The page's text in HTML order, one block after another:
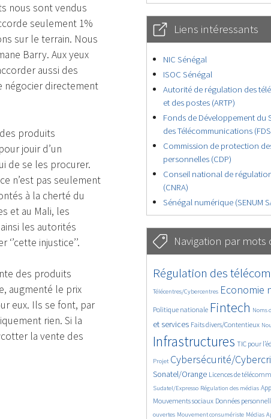
nous sont vendus
seulement 1%
sur le terrain. Nous
Barry. Aux yeux
aussi des
négocier directement
produits
jouir d’un
de se les procurer.
n’est pas seulement
à la cherté du
et au Mali, les
les autorités
injustice’’.
des produits
augmenté le prix
eux. Ils se font, par
rien. Si la
la vente des
Liens intéressants
NIC Sénégal
ISOC Sénégal
Autorité de régulation des
et des postes (ARTP)
Fonds de Développement du
des Télécommunications
Commission de protection
personnelles (CDP)
Conseil national de
(CNRA)
Sénégal numérique (SENUM
Navigation par mots
4583/5750
Régulation des
352/5750
Télécentres/Cybercentres
3631/5750 Economie
1845/5750
Politique nationale
5276/5750 Fintech
628/5750
Noms
2265/5750
et services
1548/5750 Faits divers/Contentieux
815/5750
5750/5750
Infrastructures
1882/5750
TIC pour
199/5750
244/5750
Projet
3821/5750Cybersécurité/
2225/5750
Sonatel/Orange
1612/5750 Licences de
278/5750
Sudatel/Expresso
1034/5750 Régulation des médias
1534/5750
1248/5750
Mouvements sociaux
1664/5750 Données
151/5750
ouvertes
666/5750Mouvement consumériste
366/5750 Médias
645/5750